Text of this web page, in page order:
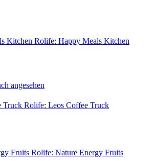
Rolife: Happy Meals Kitchen
angesehen
Rolife: Leos Coffee Truck
Rolife: Nature Energy Fruits